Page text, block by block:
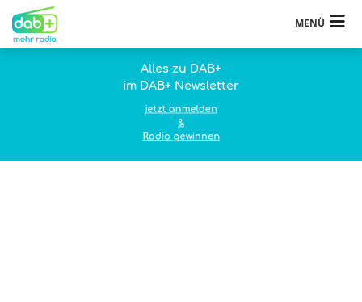
MENÜ
Alles zu DAB+
im DAB+ Newsletter
jetzt anmelden
&
Radio gewinnen